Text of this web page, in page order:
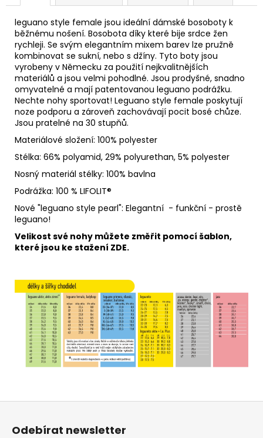
leguano style female jsou ideální dámské bosoboty k
běžnému nošení. Bosobota díky které bije srdce žen
rychleji. Se svým elegantním mixem barev lze pružně
kombinovat se sukní, nebo s džíny. Tyto boty jsou
vyrobeny v Německu za použití nejkvalitnějších
materiálů a jsou velmi pohodlné. Jsou prodyšné, snadno
omyvatelné a mají patentovanou leguano podrážku.
Nechte nohy sportovat! Leguano style female poskytují
noze podporu a zároveň zachovávají pocit bosé chůze.
Jsou pratelné na 30 stupňů.
Materiálové složení: 100% polyester
Stélka: 66% polyamid, 29% polyurethan, 5% polyester
Nosný materiál stélky: 100% bavlna
Podrážka: 100 % LIFOLIT®
Nové "leguano style pearl": Elegantní - funkční - prostě
leguano!
Velikost své nohy můžete změřit pomocí šablon,
které jsou ke stažení ZDE.
Z
Odebírat newsletter